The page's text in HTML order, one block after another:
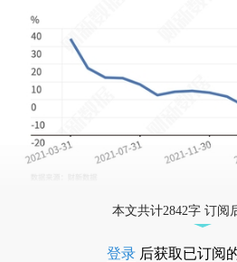
本文共计2842字 订阅
登录 后获取已订阅